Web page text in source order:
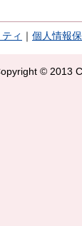
ィ 個人情報
© 2013